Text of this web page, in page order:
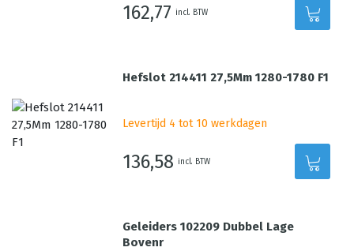
162,77 incl. BTW
Hefslot 214411 27,5Mm 1280-1780 F1
Levertijd 4 tot 10 werkdagen
136,58 incl. BTW
Geleiders 102209 Dubbel Lage
Bovenr